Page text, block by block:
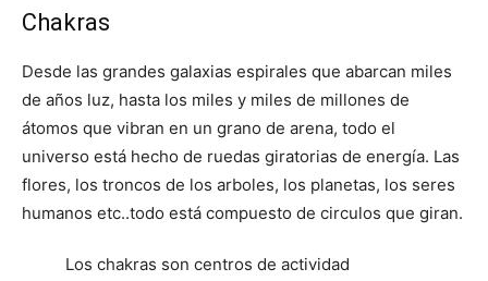
Chakras
Desde las grandes galaxias espirales que abarcan miles
de años luz, hasta los miles y miles de millones de
átomos que vibran en un grano de arena, todo el
universo está hecho de ruedas giratorias de energía. Las
flores, los troncos de los arboles, los planetas, los seres
humanos etc..todo está compuesto de circulos que giran.
Los chakras son centros de actividad